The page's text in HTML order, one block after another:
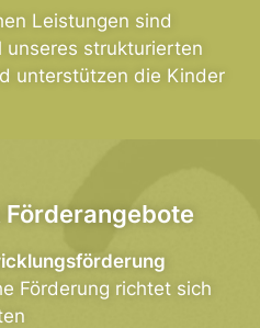
Leistungen sind
unseres strukturierten
unterstützen die Kinder
Förderung richtet sich